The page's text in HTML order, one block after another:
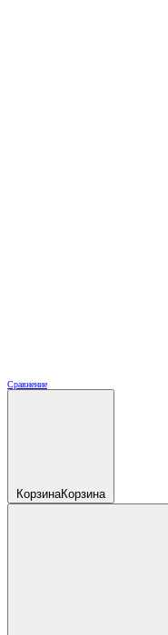
Сравнение
КорзинаКорзина